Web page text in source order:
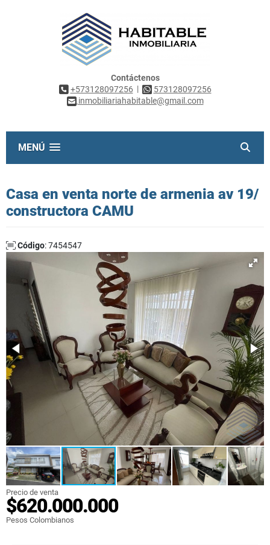
Contáctenos
+573128097256 |
573128097256
inmobiliariahabitable@gmail.com
MENÚ
Casa en venta norte de armenia av 19/
constructora CAMU
Código: 7454547
Precio de venta
$620.000.000
Pesos Colombianos